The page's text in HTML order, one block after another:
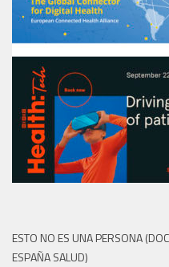
ESTO NO ES UNA PERSONA
ESPAÑA SALUD)